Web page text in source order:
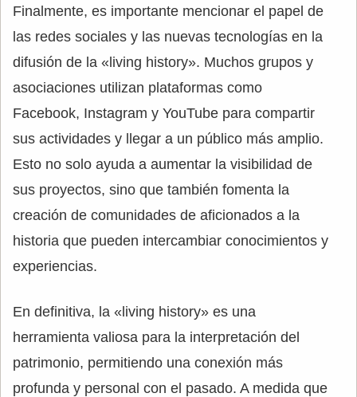
Finalmente, es importante mencionar el papel de
las redes sociales y las nuevas tecnologías en la
difusión de la «living history». Muchos grupos y
asociaciones utilizan plataformas como
Facebook, Instagram y YouTube para compartir
sus actividades y llegar a un público más amplio.
Esto no solo ayuda a aumentar la visibilidad de
sus proyectos, sino que también fomenta la
creación de comunidades de aficionados a la
historia que pueden intercambiar conocimientos y
experiencias.
En definitiva, la «living history» es una
herramienta valiosa para la interpretación del
patrimonio, permitiendo una conexión más
profunda y personal con el pasado. A medida que